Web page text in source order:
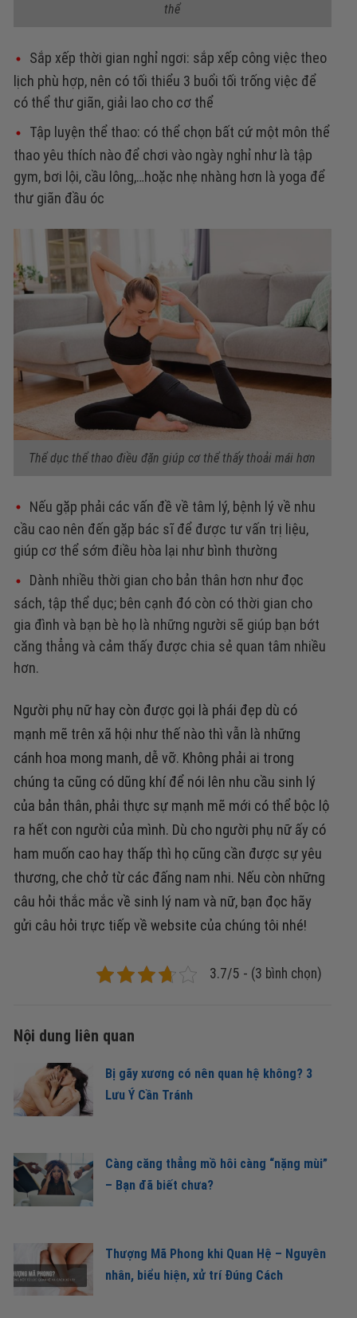
thể
Sắp xếp thời gian nghỉ ngơi: sắp xếp công việc theo
lịch phù hợp, nên có tối thiểu 3 buổi tối trống việc để
có thể thư giãn, giải lao cho cơ thể
Tập luyện thể thao: có thể chọn bất cứ một môn thể
thao yêu thích nào để chơi vào ngày nghỉ như là tập
gym, bơi lội, cầu lông,…hoặc nhẹ nhàng hơn là yoga để
thư giãn đầu óc
Thể dục thể thao điều đặn giúp cơ thể thấy thoải mái hơn
Nếu gặp phải các vấn đề về tâm lý, bệnh lý về nhu
cầu cao nên đến gặp bác sĩ để được tư vấn trị liệu,
giúp cơ thể sớm điều hòa lại như bình thường
Dành nhiều thời gian cho bản thân hơn như đọc
sách, tập thể dục; bên cạnh đó còn có thời gian cho
gia đình và bạn bè họ là những người sẽ giúp bạn bớt
căng thẳng và cảm thấy được chia sẻ quan tâm nhiều
hơn.
Người phụ nữ hay còn được gọi là phái đẹp dù có
mạnh mẽ trên xã hội như thế nào thì vẫn là những
cánh hoa mong manh, dễ vỡ. Không phải ai trong
chúng ta cũng có dũng khí để nói lên nhu cầu sinh lý
của bản thân, phải thực sự mạnh mẽ mới có thể bộc lộ
ra hết con người của mình. Dù cho người phụ nữ ấy có
ham muốn cao hay thấp thì họ cũng cần được sự yêu
thương, che chở từ các đấng nam nhi. Nếu còn những
câu hỏi thắc mắc về sinh lý nam và nữ, bạn đọc hãy
gửi câu hỏi trực tiếp về website của chúng tôi nhé!
3.7/5 - (3 bình chọn)
Nội dung liên quan
Bị gãy xương có nên quan hệ không? 3
Lưu Ý Cần Tránh
Càng căng thẳng mồ hôi càng “nặng mùi”
– Bạn đã biết chưa?
Thượng Mã Phong khi Quan Hệ – Nguyên
nhân, biểu hiện, xử trí Đúng Cách